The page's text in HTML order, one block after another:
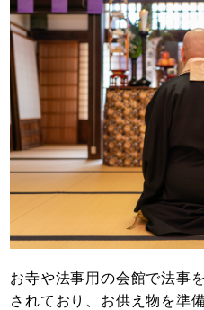
お寺や法事用の会館で法事
されており、お供え物を準